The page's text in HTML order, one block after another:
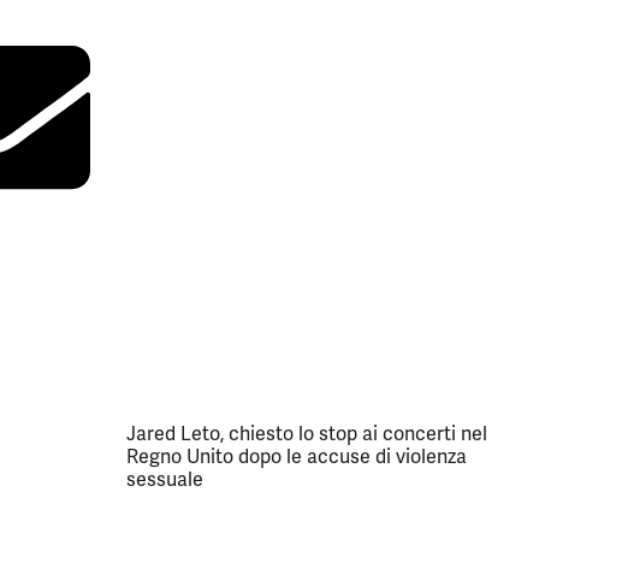
Jared Leto, chiesto lo stop ai concerti nel
Regno Unito dopo le accuse di violenza
sessuale